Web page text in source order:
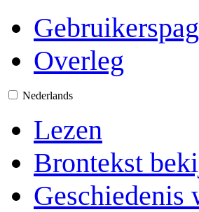
Overleg
Nederlands
Lezen
Brontekst
Geschiedenis